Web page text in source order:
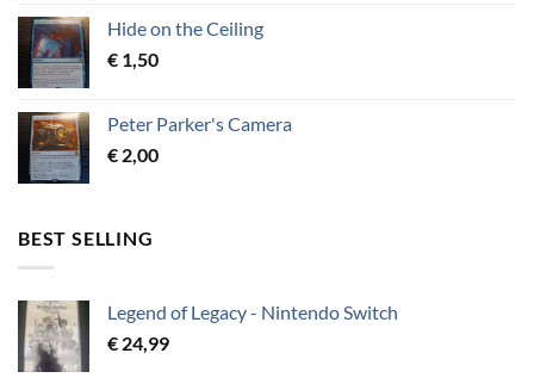
Hide on the Ceiling
€ 1,50
Peter Parker's Camera
€ 2,00
BEST SELLING
Legend of Legacy - Nintendo Switch
€ 24,99